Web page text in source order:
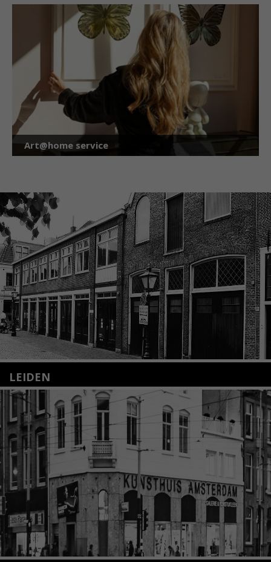
Art@home service
LEIDEN
Nieuwstraat 35
2312 KA Leiden
+31(0)71 – 52 84 480
info@kunsthuisleiden.nl
Lees meer